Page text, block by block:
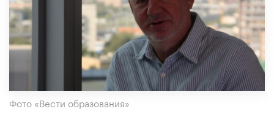
Фото «Вести образования»